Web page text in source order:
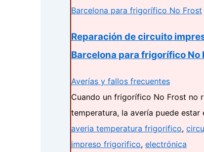
Reparación de circuito
Barcelona para frigorífico No
Averías y fallos frecuentes
Cuando un frigorífico No Frost no
temperatura, la avería puede estar
averia temperatura frigorifico,
impreso frigorifico, electrónica